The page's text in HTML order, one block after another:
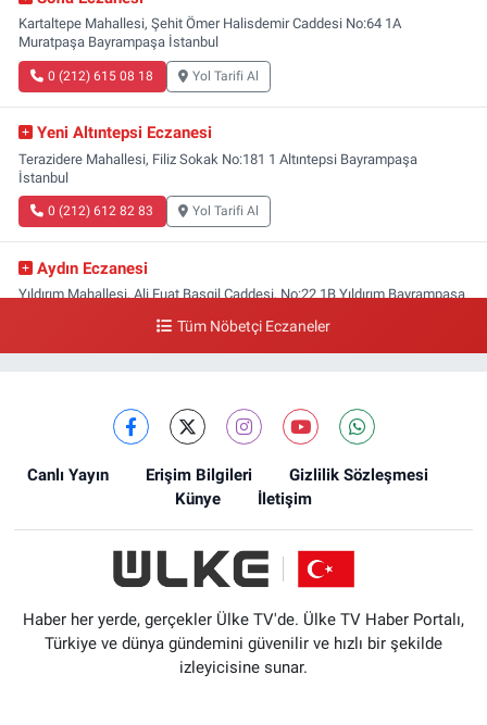
Kartaltepe Mahallesi, Şehit Ömer Halisdemir Caddesi No:64 1A
Muratpaşa Bayrampaşa İstanbul
0 (212) 615 08 18 Yol Tarifi Al
Yeni Altıntepsi Eczanesi
Terazidere Mahallesi, Filiz Sokak No:181 1 Altıntepsi Bayrampaşa
İstanbul
0 (212) 612 82 83 Yol Tarifi Al
Aydın Eczanesi
Yıldırım Mahallesi, Ali Fuat Başgil Caddesi, No:22 1B Yıldırım Bayrampaşa
Tüm Nöbetçi Eczaneler
Canlı Yayın Erişim Bilgileri
Gizlilik Sözleşmesi
Künye
İletişim
Haber her yerde, gerçekler Ülke TV'de. Ülke TV Haber Portalı,
Türkiye ve dünya gündemini güvenilir ve hızlı bir şekilde
izleyicisine sunar.